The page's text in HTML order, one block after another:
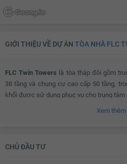
GIỚI THIỆU VỀ DỰ ÁN TÒA NHÀ FLC
FLC Twin Towers là tòa tháp đôi gồm
38 tầng và chung cư cao cấp 50 tầng,
khối được sử dụng phục vụ cho trung tâm
Xem thêm
CHỦ ĐẦU TƯ